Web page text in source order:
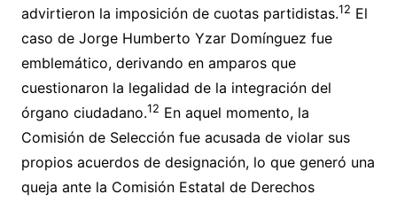
advirtieron la imposición de cuotas partidistas.12 El
caso de Jorge Humberto Yzar Domínguez fue
emblemático, derivando en amparos que
cuestionaron la legalidad de la integración del
órgano ciudadano.12 En aquel momento, la
Comisión de Selección fue acusada de violar sus
propios acuerdos de designación, lo que generó una
queja ante la Comisión Estatal de Derechos